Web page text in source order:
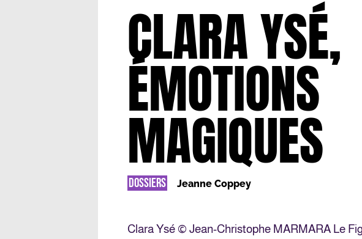
CLARA YSÉ,
ÉMOTIONS
MAGIQUES
DOSSIERS Jeanne Coppey
Clara Ysé © Jean-Christophe MARMARA Le